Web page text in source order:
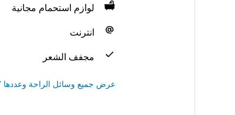
لوازم استحمام مجانية
انترنت
مجفف الشعر
عرض جميع وسائل الراحة وعددها 47